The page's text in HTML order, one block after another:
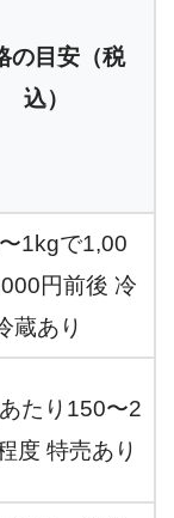
の目安（税
込）
1kgで1,00
円前後 冷
蔵あり
たり150〜2
度 特売あり